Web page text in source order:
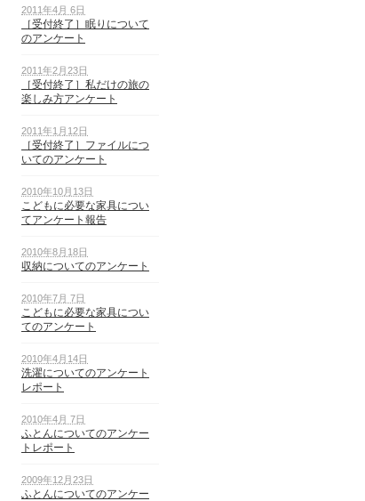
2011年4月 6日
［受付終了］眠りについて
のアンケート
2011年2月23日
［受付終了］私だけの旅の
楽しみ方アンケート
2011年1月12日
［受付終了］ファイルにつ
いてのアンケート
2010年10月13日
こどもに必要な家具につい
てアンケート報告
2010年8月18日
収納についてのアンケート
2010年7月 7日
こどもに必要な家具につい
てのアンケート
2010年4月14日
洗濯についてのアンケート
レポート
2010年4月 7日
ふとんについてのアンケー
トレポート
2009年12月23日
ふとんについてのアンケー